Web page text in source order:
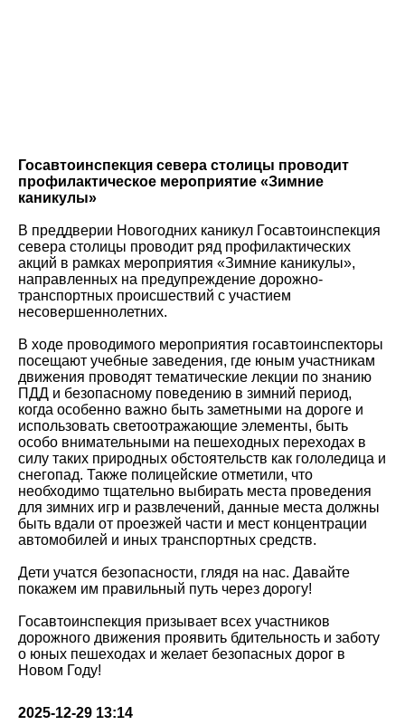
Госавтоинспекция севера столицы проводит
профилактическое мероприятие «Зимние
каникулы»
В преддверии Новогодних каникул Госавтоинспекция
севера столицы проводит ряд профилактических
акций в рамках мероприятия «Зимние каникулы»,
направленных на предупреждение дорожно-
транспортных происшествий с участием
несовершеннолетних.
В ходе проводимого мероприятия госавтоинспекторы
посещают учебные заведения, где юным участникам
движения проводят тематические лекции по знанию
ПДД и безопасному поведению в зимний период,
когда особенно важно быть заметными на дороге и
использовать светоотражающие элементы, быть
особо внимательными на пешеходных переходах в
силу таких природных обстоятельств как гололедица и
снегопад. Также полицейские отметили, что
необходимо тщательно выбирать места проведения
для зимних игр и развлечений, данные места должны
быть вдали от проезжей части и мест концентрации
автомобилей и иных транспортных средств.
Дети учатся безопасности, глядя на нас. Давайте
покажем им правильный путь через дорогу!
Госавтоинспекция призывает всех участников
дорожного движения проявить бдительность и заботу
о юных пешеходах и желает безопасных дорог в
Новом Году!
2025-12-29 13:14